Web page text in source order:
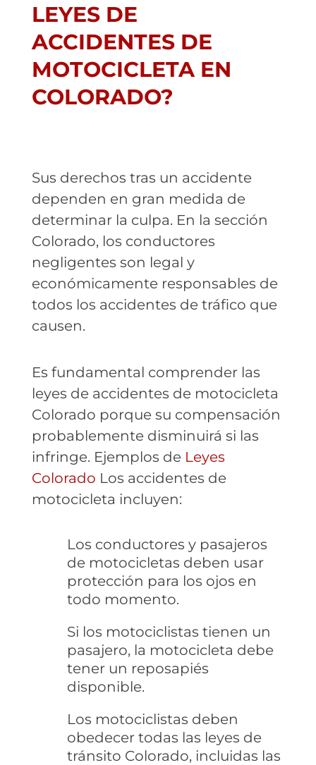
LEYES DE
ACCIDENTES DE
MOTOCICLETA EN
COLORADO?
Sus derechos tras un accidente
dependen en gran medida de
determinar la culpa. En la sección
Colorado, los conductores
negligentes son legal y
económicamente responsables de
todos los accidentes de tráfico que
causen.
Es fundamental comprender las
leyes de accidentes de motocicleta
Colorado porque su compensación
probablemente disminuirá si las
infringe. Ejemplos de Leyes
Colorado Los accidentes de
motocicleta incluyen:
Los conductores y pasajeros
de motocicletas deben usar
protección para los ojos en
todo momento.
Si los motociclistas tienen un
pasajero, la motocicleta debe
tener un reposapiés
disponible.
Los motociclistas deben
obedecer todas las leyes de
tránsito Colorado, incluidas las